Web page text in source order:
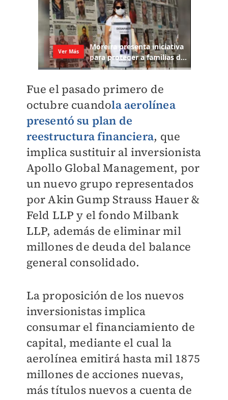
Fue el pasado primero de
octubre cuandola aerolínea
presentó su plan de
reestructura financiera, que
implica sustituir al inversionista
Apollo Global Management, por
un nuevo grupo representados
por Akin Gump Strauss Hauer &
Feld LLP y el fondo Milbank
LLP, además de eliminar mil
millones de deuda del balance
general consolidado.
La proposición de los nuevos
inversionistas implica
consumar el financiamiento de
capital, mediante el cual la
aerolínea emitirá hasta mil 1875
millones de acciones nuevas,
más títulos nuevos a cuenta de